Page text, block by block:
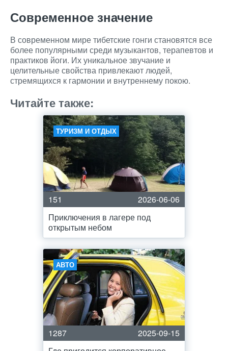
Современное значение
В современном мире тибетские гонги становятся все
более популярными среди музыкантов, терапевтов и
практиков йоги. Их уникальное звучание и
целительные свойства привлекают людей,
стремящихся к гармонии и внутреннему покою.
Читайте также:
ТУРИЗМ И ОТДЫХ
151
2026-06-06
Приключения в лагере под
открытым небом
АВТО
1287
2025-09-15